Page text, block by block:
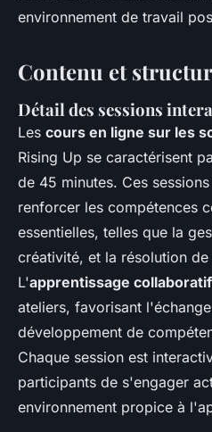
environnement de travail
Contenu et
Détail des sessions
Les cours en ligne sur les
Rising Up se caractérisent
de 45 minutes. Ces
renforcer les compétences
essentielles, telles que la
créativité, et la résolution
L'apprentissage collaboratif
ateliers, favorisant
développement de
Chaque session est
participants de s'engager
environnement propice à